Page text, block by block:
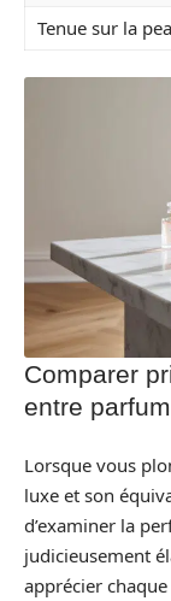
Tenue sur la
Comparer
entre
Lorsque vous
luxe et son
d’examiner la
judicieusement
apprécier